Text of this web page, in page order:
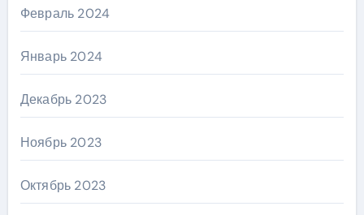
Февраль 2024
Январь 2024
Декабрь 2023
Ноябрь 2023
Октябрь 2023